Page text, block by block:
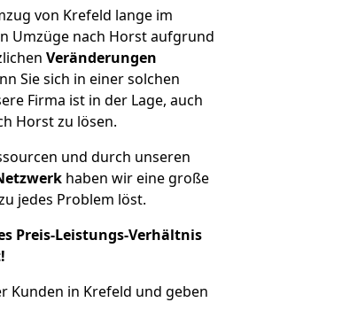
von Krefeld lange im
Umzüge nach Horst aufgrund
Veränderungen
Sie sich in einer solchen
Firma ist in der Lage, auch
Horst zu lösen.
und durch unseren
haben wir eine große
jedes Problem löst.
Preis-Leistungs-Verhältnis
Kunden in Krefeld und geben